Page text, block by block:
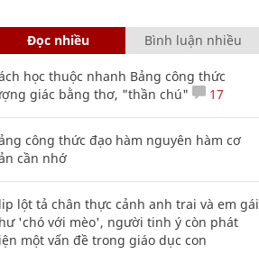
Đọc nhiều Bình luận nhiều
học thuộc nhanh Bảng công thức
giác bằng thơ, "thần chú"
17
công thức đạo hàm nguyên hàm cơ
cần nhớ
lột tả chân thực cảnh anh trai và em gái
'chó với mèo', người tinh ý còn phát
một vấn đề trong giáo dục con